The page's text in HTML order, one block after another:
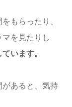
もらったり、
を見たりし
います。
があると、気持